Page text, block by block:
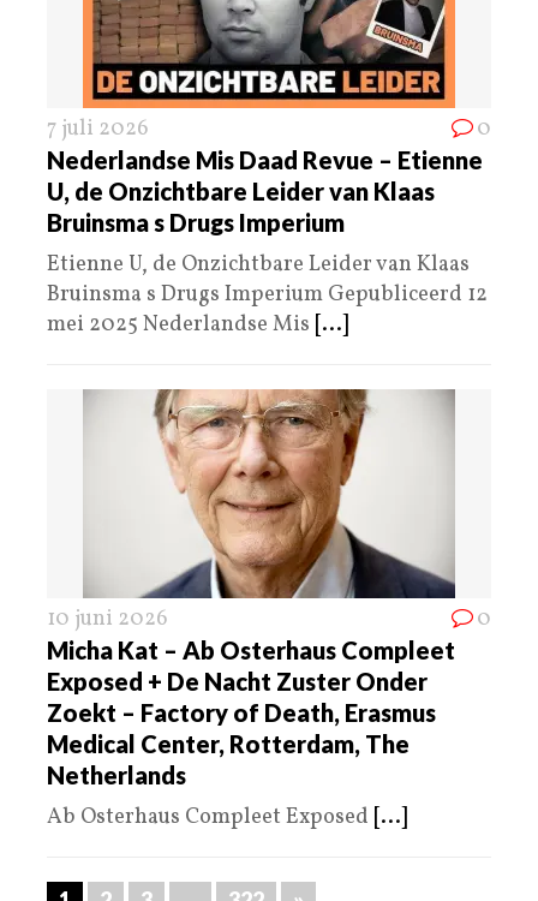
7 juli 2026 0
Nederlandse Mis Daad Revue – Etienne
U, de Onzichtbare Leider van Klaas
Bruinsma s Drugs Imperium
Etienne U, de Onzichtbare Leider van Klaas
Bruinsma s Drugs Imperium Gepubliceerd 12
mei 2025 Nederlandse Mis [...]
10 juni 2026 0
Micha Kat – Ab Osterhaus Compleet
Exposed + De Nacht Zuster Onder
Zoekt – Factory of Death, Erasmus
Medical Center, Rotterdam, The
Netherlands
Ab Osterhaus Compleet Exposed [...]